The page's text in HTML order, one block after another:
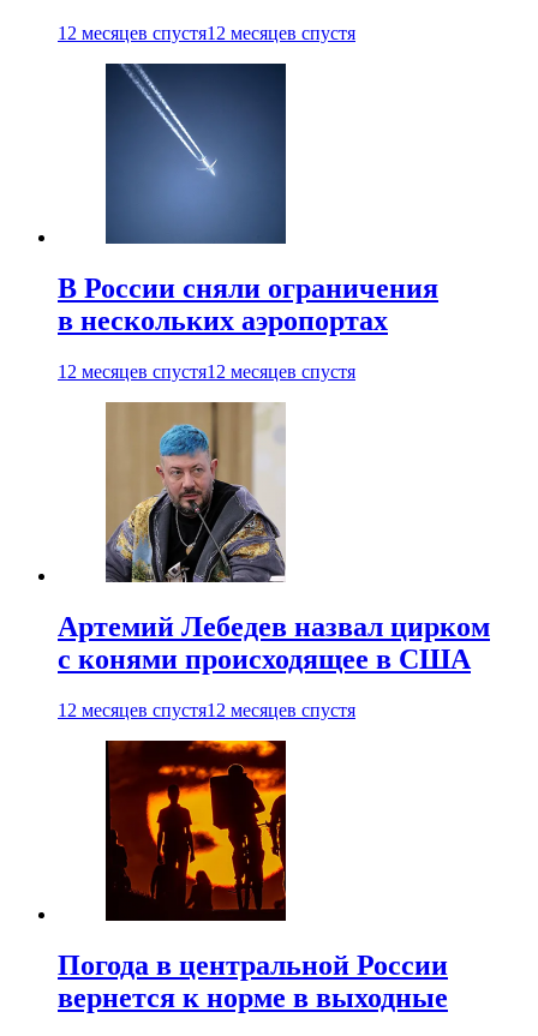
12 месяцев спустя12 месяцев спустя
В России сняли ограничения
в нескольких аэропортах
12 месяцев спустя12 месяцев спустя
Артемий Лебедев назвал цирком
с конями происходящее в США
12 месяцев спустя12 месяцев спустя
Погода в центральной России
вернется к норме в выходные